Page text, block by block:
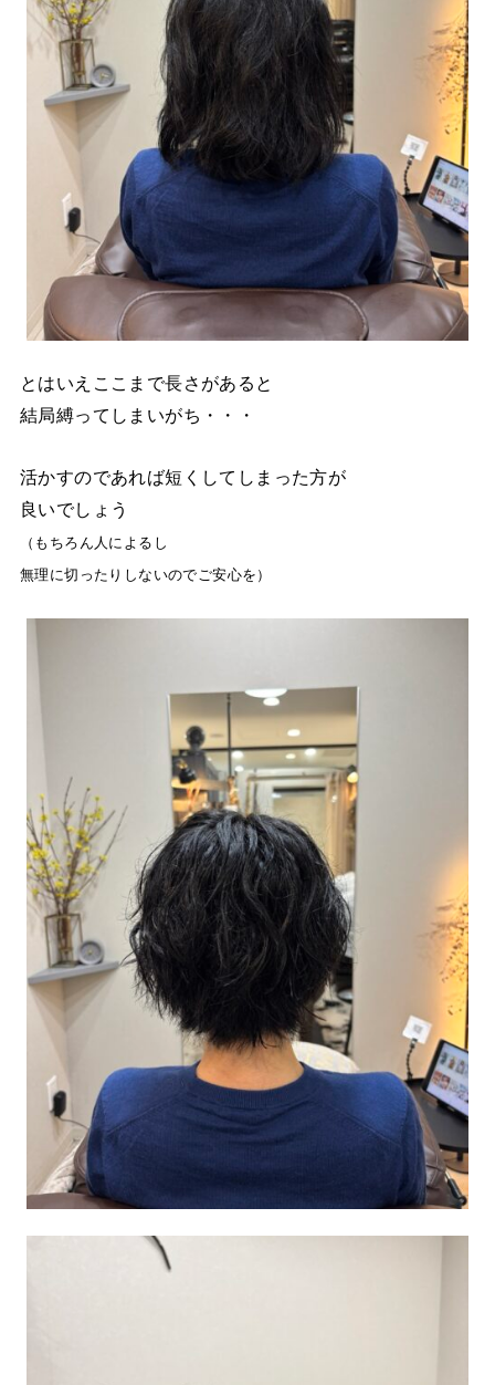
とはいえここまで長さがあると
結局縛ってしまいがち・・・
活かすのであれば短くしてしまった方が
良いでしょう
（もちろん人によるし
無理に切ったりしないのでご安心を）